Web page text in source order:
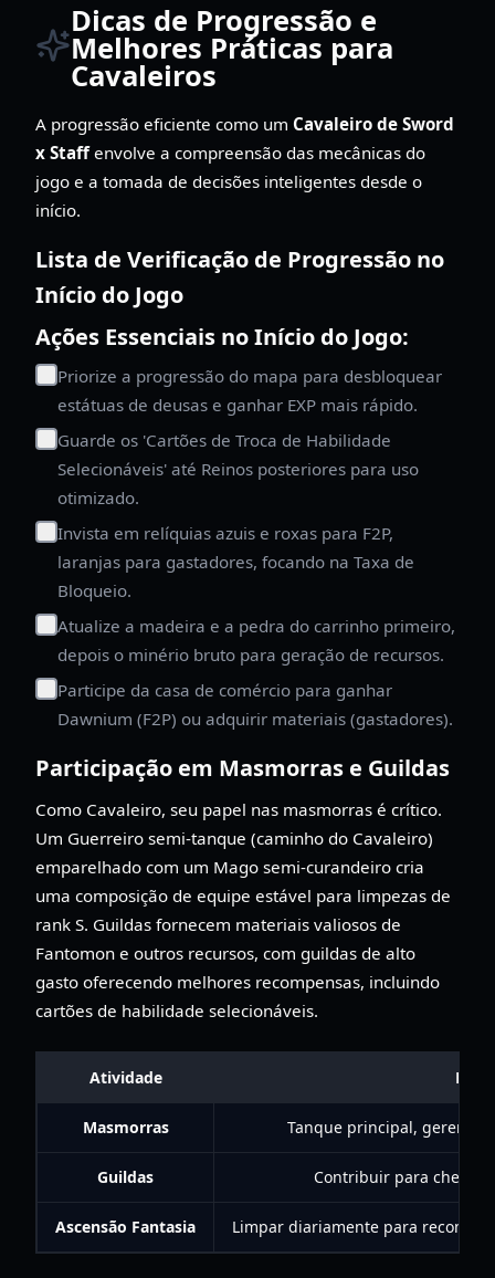
Dicas de Progressão e
Melhores Práticas para
Cavaleiros
A progressão eficiente como um Cavaleiro de Sword
x Staffenvolve a compreensão das mecânicas do
jogo e a tomada de decisões inteligentes desde o
início.
Lista de Verificação de Progressão no
Início do Jogo
Ações Essenciais no Início do Jogo:
Priorize a progressão do mapa para desbloquear
estátuas de deusas e ganhar EXP mais rápido.
Guarde os 'Cartões de Troca de Habilidade
Selecionáveis' até Reinos posteriores para uso
otimizado.
Invista em relíquias azuis e roxas para F2P,
laranjas para gastadores, focando na Taxa de
Bloqueio.
Atualize a madeira e a pedra do carrinho primeiro,
depois o minério bruto para geração de recursos.
Participe da casa de comércio para ganhar
Dawnium (F2P) ou adquirir materiais (gastadores).
Participação em Masmorras e Guildas
Como Cavaleiro, seu papel nas masmorras é crítico.
Um Guerreiro semi-tanque (caminho do Cavaleiro)
emparelhado com um Mago semi-curandeiro cria
uma composição de equipe estável para limpezas de
rank S. Guildas fornecem materiais valiosos de
Fantomon e outros recursos, com guildas de alto
gasto oferecendo melhores recompensas, incluindo
cartões de habilidade selecionáveis.
Atividade
Masmorras Tanque principal,
Guildas Contribuir para chefes
Ascensão Fantasia Limpar diariamente para